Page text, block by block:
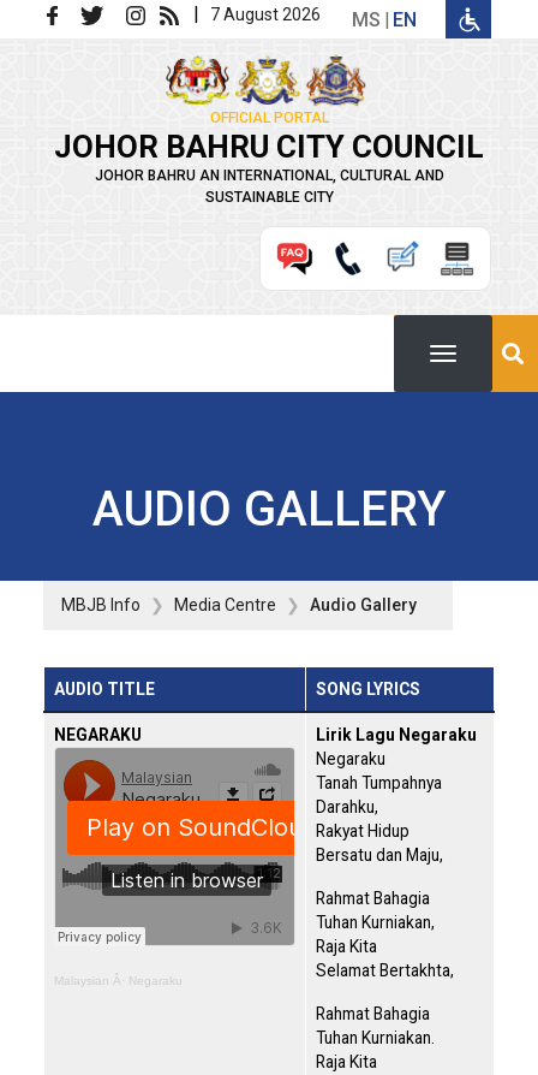
Skip to main content | 7 August 2026 MS EN
OFFICIAL PORTAL
JOHOR BAHRU CITY COUNCIL
JOHOR BAHRU AN INTERNATIONAL, CULTURAL AND
SUSTAINABLE CITY
AUDIO GALLERY
MBJB Info Media Centre Audio Gallery
AUDIO TITLE SONG LYRICS
NEGARAKU
Malaysian Â· Negaraku
Lirik Lagu Negaraku
Negaraku
Tanah Tumpahnya
Darahku,
Rakyat Hidup
Bersatu dan Maju,
Rahmat Bahagia
Tuhan Kurniakan,
Raja Kita
Selamat Bertakhta,
Rahmat Bahagia
Tuhan Kurniakan.
Raja Kita